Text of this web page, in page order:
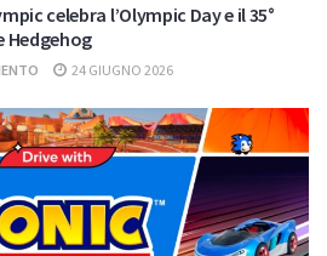
celebra l’Olympic Day e il 35°
Hedgehog
24 GIUGNO 2026